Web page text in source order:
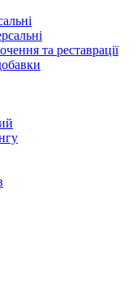
та реставрації